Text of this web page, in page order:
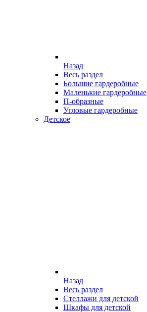
Назад
Весь раздел
Большие гардеробные
Маленькие гардеробные
П-образные
Угловые гардеробные
Детское
Назад
Весь раздел
Стеллажи для детской
Шкафы для детской